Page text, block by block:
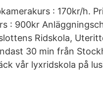
: 170kr/h.
: 900kr
Ridskola,
30 min från
vår lyxridskola på